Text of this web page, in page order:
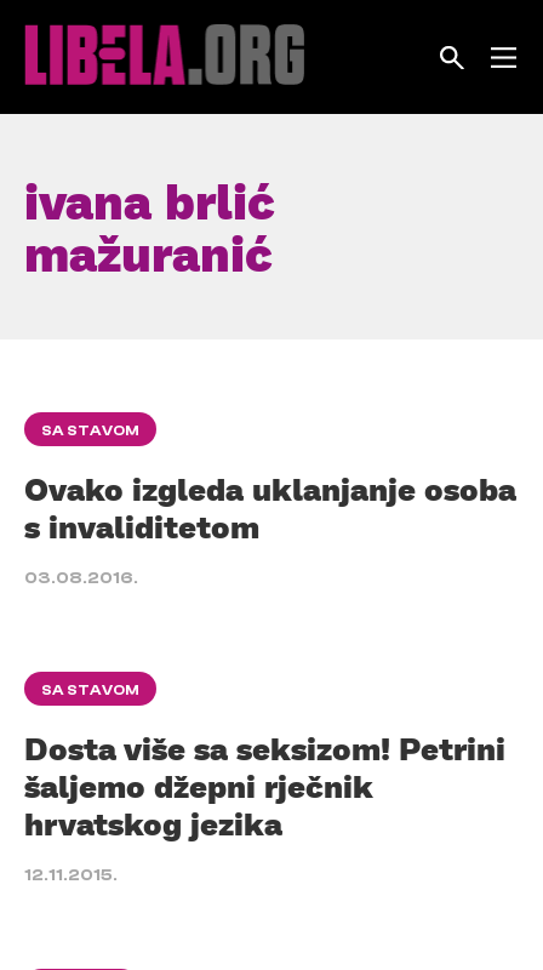
ivana brlić
mažuranić
SA STAVOM
Ovako izgleda uklanjanje osoba
s invaliditetom
03.08.2016.
SA STAVOM
Dosta više sa seksizom! Petrini
šaljemo džepni rječnik
hrvatskog jezika
12.11.2015.